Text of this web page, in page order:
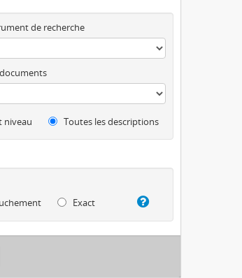
de recherche
niveau Toutes les descriptions
Exact